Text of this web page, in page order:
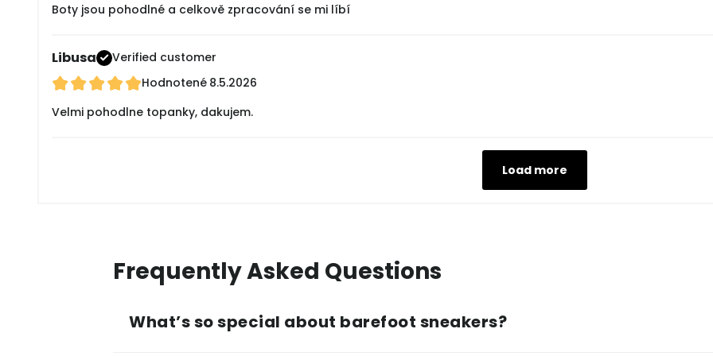
Boty jsou pohodlné a celkově zpracování se mi líbí
Libusa
Verified customer
Hodnotené 8.5.2026
Velmi pohodlne topanky, dakujem.
Load more
Frequently Asked Questions
What’s so special about barefoot sneakers?